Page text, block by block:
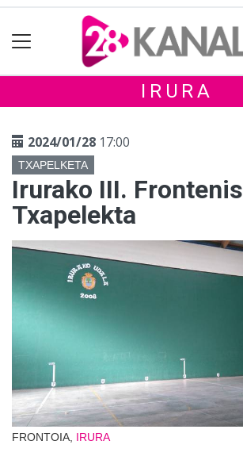
IRURA
2024/01/28 17:00
TXAPELKETA
Irurako III. Frontenis
Txapelekta
FRONTOIA, IRURA